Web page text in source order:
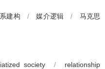
建构 / 媒介逻辑 /
马克思
society /
relationship